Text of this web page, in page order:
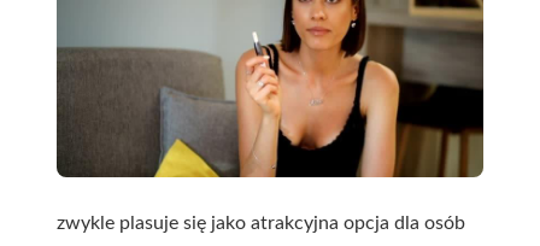
zwykle plasuje się jako atrakcyjna opcja dla osób